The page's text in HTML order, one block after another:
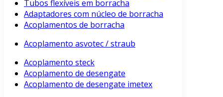
Tubos flexíveis em borracha
Adaptadores com núcleo de borracha
Acoplamentos de borracha
Acoplamento asvotec / straub
Acoplamento steck
Acoplamento de desengate
Acoplamento de desengate imetex